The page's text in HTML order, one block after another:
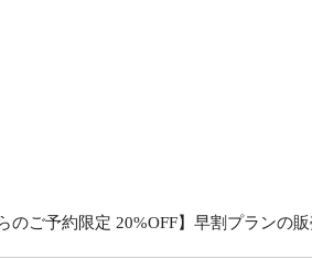
のご予約限定 20%OFF】早割プランの